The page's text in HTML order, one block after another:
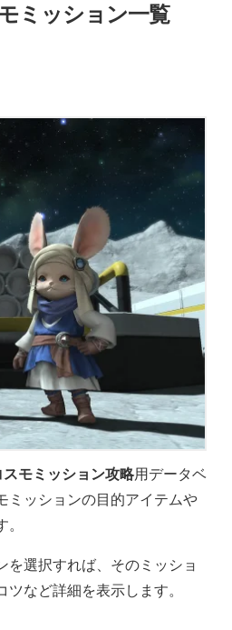
ミッション一覧
スモミッション攻略用データベ
ミッションの目的アイテムや
を選択すれば、そのミッショ
など詳細を表示します。